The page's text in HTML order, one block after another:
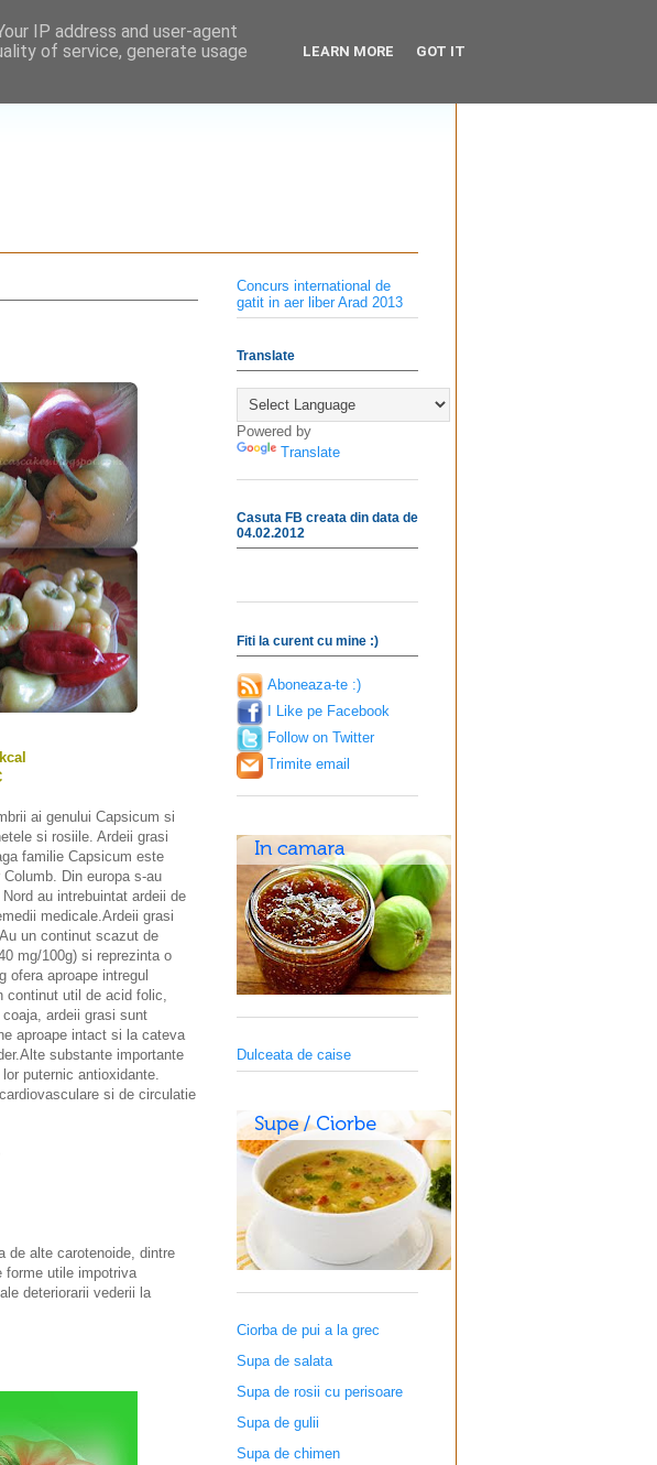
ai genului Capsicum si
si rosiile. Ardeii grasi
familie Capsicum este
Din europa s-au
au intrebuintat ardeii de
medicale.Ardeii grasi
un continut scazut de
mg/100g) si reprezinta o
ofera aproape intregul
continut util de acid folic,
ardeii grasi sunt
aproape intact si la cateva
substante importante
puternic antioxidante.
si de circulatie
de alte carotenoide, dintre
forme utile impotriva
deteriorarii vederii la
Concurs international de
gatit in aer liber Arad 2013
Translate
Powered by
Translate
Casuta FB creata din data de
04.02.2012
Fiti la curent cu mine :)
Aboneaza-te :)
I Like pe Facebook
Follow on Twitter
Trimite email
Dulceata de caise
Ciorba de pui a la grec
Supa de salata
Supa de rosii cu perisoare
Supa de gulii
Supa de chimen
IP address and user-agent
of service, generate usage
LEARN MORE GOT IT